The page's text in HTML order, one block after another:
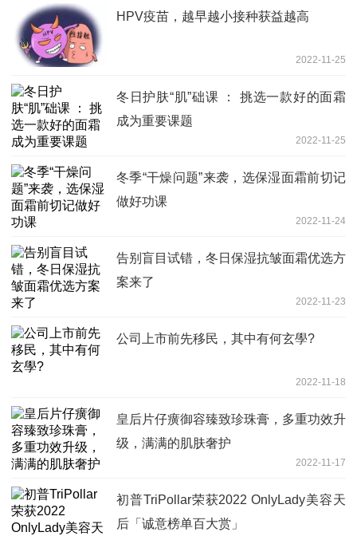
HPV疫苗，越早越小接种获益越高
2022-11-25
冬日护肤“肌”础课 ： 挑选一款好的面霜
成为重要课题
2022-11-25
冬季“干燥问题”来袭，选保湿面霜前切记
做好功课
2022-11-24
告别盲目试错，冬日保湿抗皱面霜优选方
案来了
2022-11-23
公司上市前先移民，其中有何玄學?
2022-11-18
皇后片仔癀御容臻致珍珠膏，多重功效升
级，满满的肌肤奢护
2022-11-17
初普TriPollar荣获2022 OnlyLady美容天
后「诚意榜单百大赏」